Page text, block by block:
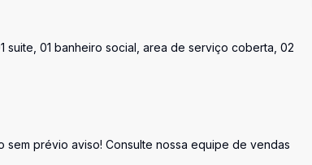
suite, 01 banheiro social, area de serviço coberta, 02
prévio aviso! Consulte nossa equipe de vendas